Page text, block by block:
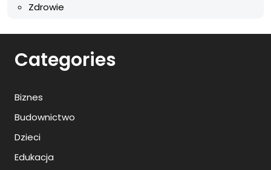
Zdrowie
Categories
Biznes
Budownictwo
Dzieci
Edukacja